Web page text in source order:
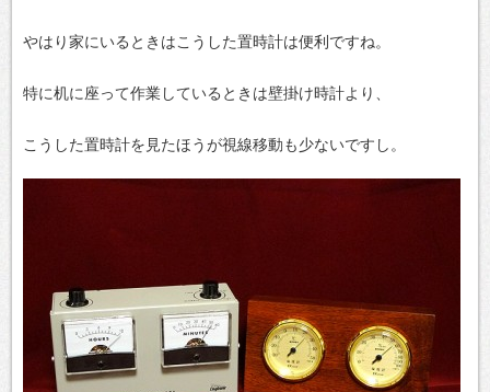
やはり家にいるときはこうした置時計は便利ですね。
特に机に座って作業しているときは壁掛け時計より、
こうした置時計を見たほうが視線移動も少ないですし。